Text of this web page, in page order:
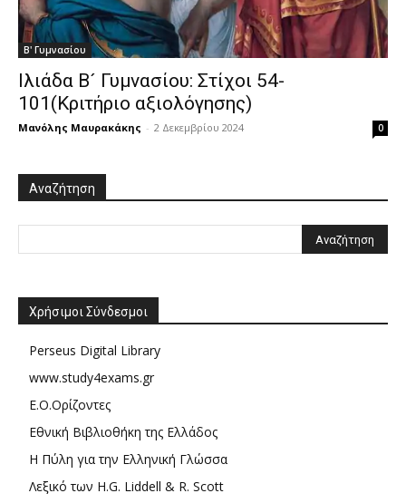
Β' Γυμνασίου
Ιλιάδα Β´ Γυμνασίου: Στίχοι 54-
101(Κριτήριο αξιολόγησης)
Μανόλης Μαυρακάκης - 2 Δεκεμβρίου 2024 0
Αναζήτηση
Χρήσιμοι Σύνδεσμοι
Perseus Digital Library
www.study4exams.gr
Ε.Ο.Ορίζοντες
Εθνική Βιβλιοθήκη της Ελλάδος
Η Πύλη για την Ελληνική Γλώσσα
Λεξικό των H.G. Liddell & R. Scott